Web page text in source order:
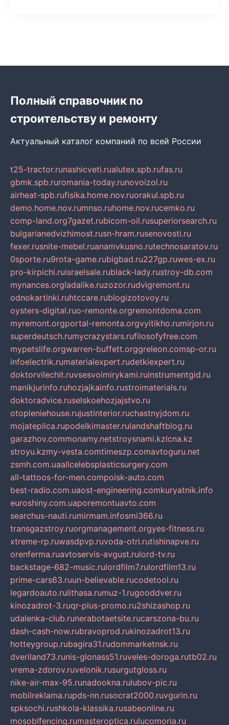
Полный справочник по
строительству и ремонту
Актуальный каталог компаний по всей России
t25-tractor.runashicveti.rualutex.spb.rufas.ru
gbmk.spb.ruromania-today.runovoizol.ru
airheat-spb.rufisika.home.nov.ruorakul.spb.ru
demo.home.nov.rumnso.ruhome.nov.rucemko.ru
comp-land.org7gazet.rubicom-oil.rusuperiorsearch.ru
bulgarianedvizhimost.rusn-hram.rusenovosti.ru
fexer.rusnite-mebel.ruanamvkusno.rutechnosaratov.ru
0sporte.ru9rota-game.rubigbad.ru227gp.ruwes-ex.ru
pro-kirpichi.ruisraelsale.rublack-lady.rustroy-db.com
mynances.orgladalike.ruzozor.rudvigremont.ru
odnokartinki.ruhtccare.rublogizotovoy.ru
oysters-digital.ruo-remonte.orgremontdoma.com
myremont.orgportal-remonta.orgvyitikho.rumirjon.ru
superdeutsch.rumycrazystars.rufilosofyfree.com
mypetslife.orgwarren-buffett.orggreleon.comsp-or.ru
infoelectrik.rumaterialexpert.rudetkiexpert.ru
doktorvilechit.ruvsesvoimirykami.ruinstrumentgid.ru
manikjurinfo.ruhozjajkainfo.rustroimaterials.ru
doktoradvice.ruselskoehozjajstvo.ru
otopleniehouse.rujustinterior.ruchastnyjdom.ru
mojateplica.rupodelkimaster.rulandshaftblog.ru
garazhov.commonamy.netstroysnami.kzlcna.kz
stroyu.kzmy-vesta.comtimeszp.comavtoguru.net
zsmh.com.uaallcelebsplasticsurgery.com
all-tattoos-for-men.compoisk-auto.com
best-radio.com.uaost-engineering.comkuryatnik.info
euroshiny.com.uaporemontuavto.com
searchus-nauti.rumirmam.infosmi366.ru
transgazstroy.ruorgmanagement.orgyes-fitness.ru
xtreme-rp.ruwasdpvp.ruvoda-otri.rutishinapve.ru
orenferma.ruavtoservis-avgust.rulord-tv.ru
backstage-682-music.rulordfilm7.rulordfilm13.ru
prime-cars63.ruun-believable.rucodetool.ru
legardoauto.rulithasa.rumuz-1.rugooddver.ru
kinozadrot-3.ruqr-plus-promo.ru2shizashop.ru
udalenka-club.runerabotaetsite.rucarszona-bu.ru
dash-cash-now.rubravoprod.rukinozadrot13.ru
hotteygroup.rubagira31.rudommarketnsk.ru
dveriland73.runis-glonass51.ruveles-doroga.rutb02.ru
vrema-zdorov.ruvelonik.rusurgutgloss.ru
nike-air-max-95.runadookna.rulubov-pic.ru
mobilreklama.rupds-nn.rusocrat2000.ruvgurin.ru
spksochi.rushkola-klassika.rusabeonline.ru
mosoblfencing.rumasteroptica.rulucomoria.ru